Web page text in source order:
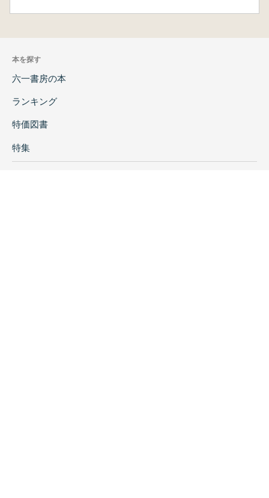
本を探す
六一書房の本
ランキング
特価図書
特集